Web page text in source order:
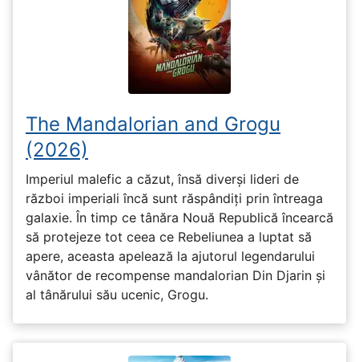
The Mandalorian and Grogu
(2026)
Imperiul malefic a căzut, însă diverși lideri de
război imperiali încă sunt răspândiți prin întreaga
galaxie. În timp ce tânăra Nouă Republică încearcă
să protejeze tot ceea ce Rebeliunea a luptat să
apere, aceasta apelează la ajutorul legendarului
vânător de recompense mandalorian Din Djarin și
al tânărului său ucenic, Grogu.